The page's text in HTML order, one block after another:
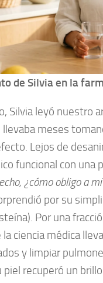
de Silvia en la
Silvia leyó
meses
Lejos de
funcional con una
¿cómo obligo a
por su
Por una
ciencia médica
y limpiar
piel recuperó un